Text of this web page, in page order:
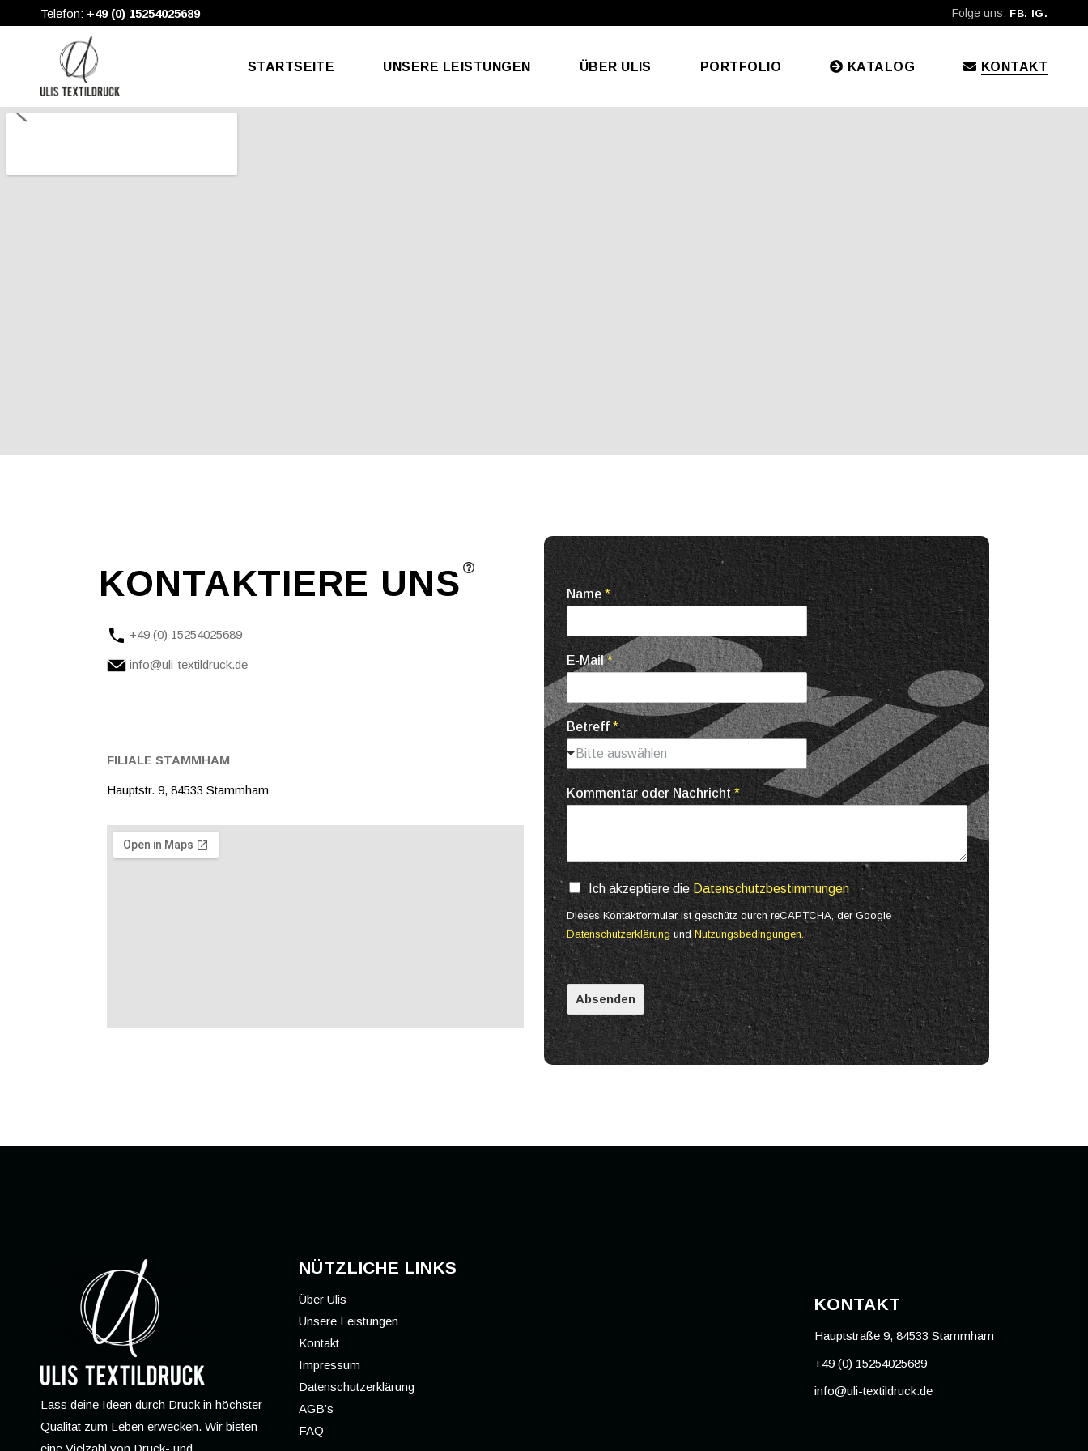
Telefon: +49 (0) 15254025689 Folge uns: FB. IG.
STARTSEITE UNSERE LEISTUNGEN ÜBER ULIS PORTFOLIO KATALOG KONTAKT
KONTAKTIERE UNS
+49 (0) 15254025689
info@uli-textildruck.de
FILIALE STAMMHAM​
Hauptstr. 9, 84533 Stammham
Name *
E-Mail*
Betreff *
Bitte auswählen
Kommentar oder Nachricht*
Ich akzeptiere die Datenschutzbestimmungen
Dieses Kontaktformular ist geschütz durch reCAPTCHA, der Google
DatenschutzerklärungundNutzungsbedingungen.
Absenden
Lass deine Ideen durch Druck in höchster
Qualität zum Leben erwecken. Wir bieten
eine Vielzahl von Druck- und
NÜTZLICHE LINKS
Über Ulis
Unsere Leistungen
Kontakt
Impressum
Datenschutzerklärung
AGB’s
FAQ
KONTAKT
Hauptstraße 9, 84533 Stammham
+49 (0) 15254025689
info@uli-textildruck.de